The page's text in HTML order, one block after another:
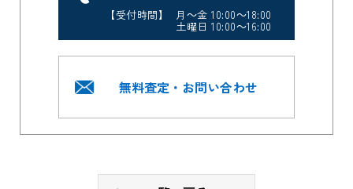
【受付時間】 月～金 10:00～18:00
土曜日 10:00～16:00
無料査定・お問い合わせ